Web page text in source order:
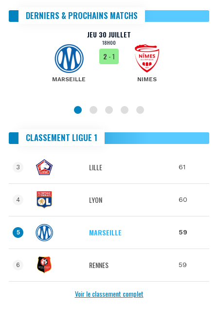
DERNIERS & PROCHAINS MATCHS
JEU 30 JUILLET
18H00
MARSEILLE
2 - 1
NIMES
CLASSEMENT LIGUE 1
3 LILLE 61
4 LYON 60
5 MARSEILLE 59
6 RENNES 59
Voir le classement complet